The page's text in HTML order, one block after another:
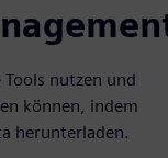
Tools nutzen und
können, indem
herunterladen.